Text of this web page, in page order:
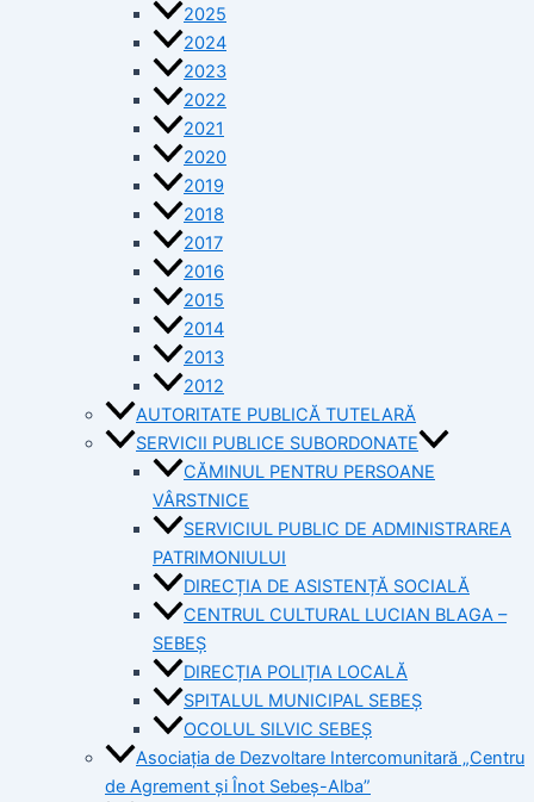
2025
2024
2023
2022
2021
2020
2019
2018
2017
2016
2015
2014
2013
2012
AUTORITATE PUBLICĂ TUTELARĂ
SERVICII PUBLICE SUBORDONATE
CĂMINUL PENTRU PERSOANE
VÂRSTNICE
SERVICIUL PUBLIC DE ADMINISTRAREA
PATRIMONIULUI
DIRECȚIA DE ASISTENȚĂ SOCIALĂ
CENTRUL CULTURAL LUCIAN BLAGA –
SEBEȘ
DIRECȚIA POLIȚIA LOCALĂ
SPITALUL MUNICIPAL SEBEȘ
OCOLUL SILVIC SEBEȘ
Asociația de Dezvoltare Intercomunitară „Centru
de Agrement și Înot Sebeș-Alba”